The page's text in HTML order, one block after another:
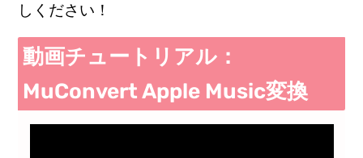
しください！
動画チュートリアル：
MuConvert Apple Music変換